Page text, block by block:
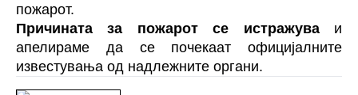
пожарот.
Причината за пожарот се истражуваи
апелираме да се почекаат официјалните
известувања од надлежните органи.